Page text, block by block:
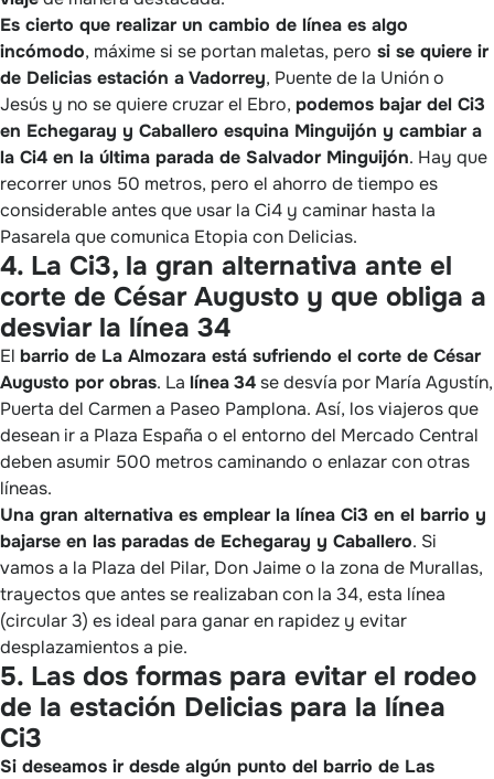
Es cierto que realizar un cambio de línea es algo
incómodo, máxime si se portan maletas, pero si se quiere ir
de Delicias estación a Vadorrey, Puente de la Unión o
Jesús y no se quiere cruzar el Ebro, podemos bajar del Ci3
en Echegaray y Caballero esquina Minguijón y cambiar a
la Ci4 en la última parada de Salvador Minguijón. Hay que
recorrer unos 50 metros, pero el ahorro de tiempo es
considerable antes que usar la Ci4 y caminar hasta la
Pasarela que comunica Etopia con Delicias.
4. La Ci3, la gran alternativa ante el
corte de César Augusto y que obliga a
desviar la línea 34
El barrio de La Almozara está sufriendo el corte de César
Augusto por obras. La línea34 se desvía por María Agustín,
Puerta del Carmen a Paseo Pamplona. Así, los viajeros que
desean ir a Plaza España o el entorno del Mercado Central
deben asumir 500 metros caminando o enlazar con otras
líneas.
Una gran alternativa es emplear la línea Ci3 en el barrio y
bajarse en las paradas de Echegaray y Caballero. Si
vamos a la Plaza del Pilar, Don Jaime o la zona de Murallas,
trayectos que antes se realizaban con la 34, esta línea
(circular 3) es ideal para ganar en rapidez y evitar
desplazamientos a pie.
5. Las dos formas para evitar el rodeo
de la estación Delicias para la línea
Ci3
Si deseamos ir desde algún punto del barrio de Las